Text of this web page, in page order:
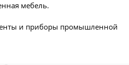
мебель.
и приборы промышленной